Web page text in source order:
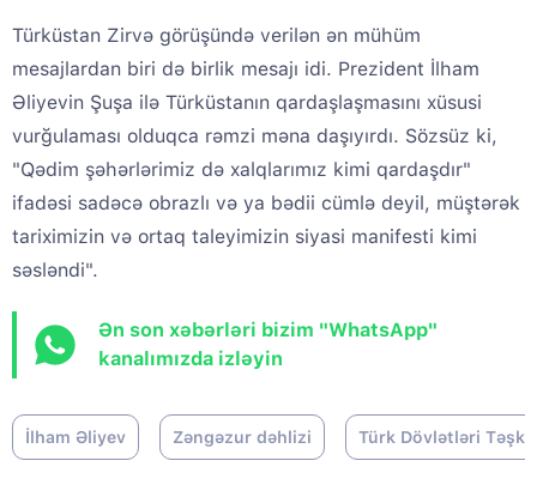
Türküstan Zirvə görüşündə verilən ən mühüm
mesajlardan biri də birlik mesajı idi. Prezident İlham
Əliyevin Şuşa ilə Türküstanın qardaşlaşmasını xüsusi
vurğulaması olduqca rəmzi məna daşıyırdı. Sözsüz ki,
"Qədim şəhərlərimiz də xalqlarımız kimi qardaşdır"
ifadəsi sadəcə obrazlı və ya bədii cümlə deyil, müştərək
tariximizin və ortaq taleyimizin siyasi manifesti kimi
səsləndi".
Ən son xəbərləri bizim "WhatsApp"
kanalımızda izləyin
İlham Əliyev Zəngəzur dəhlizi Türk Dövlətləri